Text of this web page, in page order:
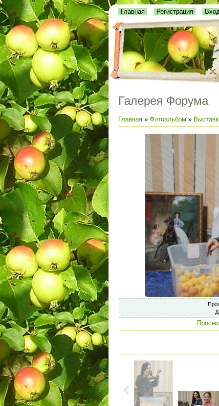
Главная Регистрация
Галерея Форума
Главная » Фотоальбом »